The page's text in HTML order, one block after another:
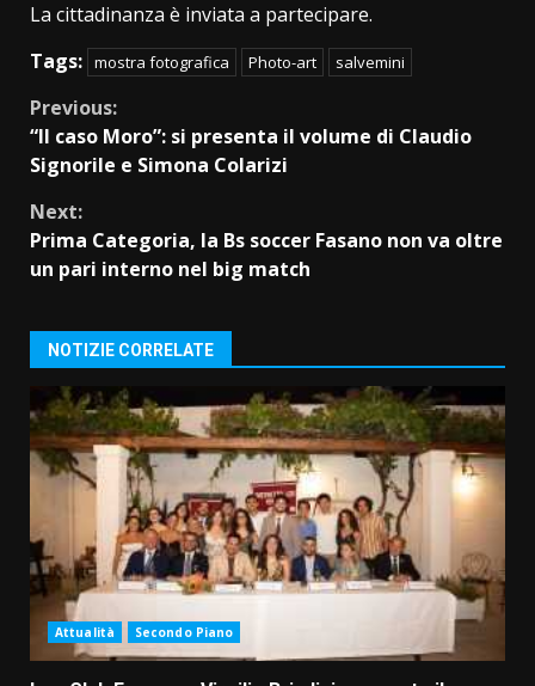
La cittadinanza è inviata a partecipare.
Tags: mostra fotografica Photo-art salvemini
Continue
Reading
Previous:
“Il caso Moro”: si presenta il volume di Claudio
Signorile e Simona Colarizi
Next:
Prima Categoria, la Bs soccer Fasano non va oltre
un pari interno nel big match
NOTIZIE CORRELATE
Attualità Secondo Piano